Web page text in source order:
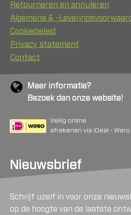
Retourneren en annuleren
Algemene & -
Cookiebeleid
Privacy statement
Contact
Meer informatie?
Bezoek dan onze website!
Veilig online
afrekenen via iDeal - Wero
Nieuwsbrief
Schrijf uzelf in voor onze
op de hoogte van de laatste